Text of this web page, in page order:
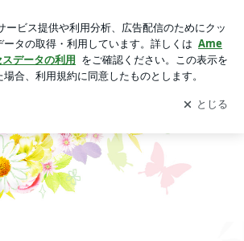
る！
ドして ブログの更新通知
を受け取りまし
開く